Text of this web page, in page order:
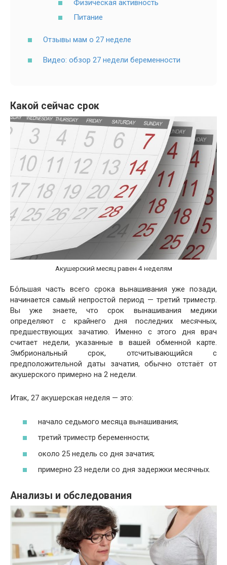
Физическая активность
Питание
Отзывы мам о 27 неделе
Видео: обзор 27 недели беременности
Какой сейчас срок
Акушерский месяц равен 4 неделям
Бо́льшая часть всего срока вынашивания уже позади,
начинается самый непростой период — третий триместр.
Вы уже знаете, что срок вынашивания медики
определяют с крайнего дня последних месячных,
предшествующих зачатию. Именно с этого дня врач
считает недели, указанные в вашей обменной карте.
Эмбриональный срок, отсчитывающийся с
предположительной даты зачатия, обычно отстаёт от
акушерского примерно на 2 недели.
Итак, 27 акушерская неделя — это:
начало седьмого месяца вынашивания;
третий триместр беременности;
около 25 недель со дня зачатия;
примерно 23 недели со дня задержки месячных.
Анализы и обследования